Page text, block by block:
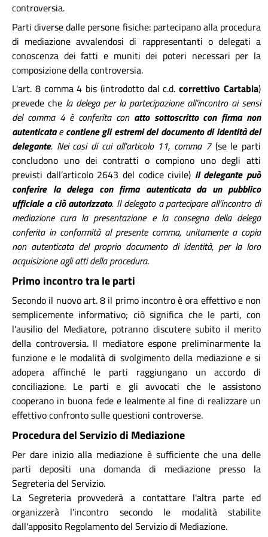
controversia.
Parti diverse dalle persone fisiche: partecipano alla procedura
di mediazione avvalendosi di rappresentanti o delegati a
conoscenza dei fatti e muniti dei poteri necessari per la
composizione della controversia.
L'art. 8 comma 4 bis (introdotto dal c.d.correttivo Cartabia)
prevede che la delega per la partecipazione all’incontro ai sensi
del comma 4 è conferita con atto sottoscritto con firma non
autenticatae contiene gli estremi del documento di identità del
delegante. Nei casi di cui all’articolo 11, comma 7 (se le parti
concludono uno dei contratti o compiono uno degli atti
previsti dall’articolo 2643 del codice civile) il delegante può
conferire la delega con firma autenticata da un pubblico
ufficiale a ciò autorizzato. Il delegato a partecipare all’incontro di
mediazione cura la presentazione e la consegna della delega
conferita in conformità al presente comma, unitamente a copia
non autenticata del proprio documento di identità, per la loro
acquisizione agli atti della procedura.
Primo incontro tra le parti
Secondo il nuovo art. 8 il primo incontro è ora effettivo e non
semplicemente informativo; ciò significa che le parti, con
l'ausilio del Mediatore, potranno discutere subito il merito
della controversia. Il mediatore espone preliminarmente la
funzione e le modalità di svolgimento della mediazione e si
adopera affinché le parti raggiungano un accordo di
conciliazione. Le parti e gli avvocati che le assistono
cooperano in buona fede e lealmente al fine di realizzare un
effettivo confronto sulle questioni controverse.
Procedura del Servizio di Mediazione
Per dare inizio alla mediazione è sufficiente che una delle
parti depositi una domanda di mediazione presso la
Segreteria del Servizio.
La Segreteria provvederà a contattare l'altra parte ed
organizzerà l'incontro secondo le modalità stabilite
dall'apposito Regolamento del Servizio di Mediazione.